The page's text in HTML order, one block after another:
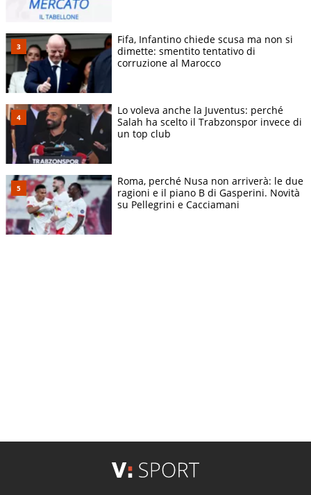
Fifa, Infantino chiede scusa ma non si
dimette: smentito tentativo di
corruzione al Marocco
Lo voleva anche la Juventus: perché
Salah ha scelto il Trabzonspor invece di
un top club
Roma, perché Nusa non arriverà: le due
ragioni e il piano B di Gasperini. Novità
su Pellegrini e Cacciamani